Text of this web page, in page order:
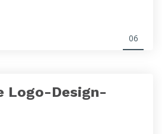
06
Logo-Design-